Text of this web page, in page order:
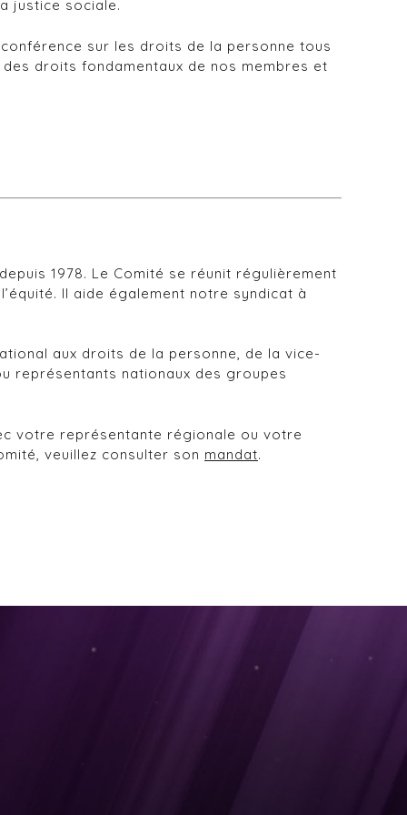
justice sociale.
sur les droits de la personne tous
droits fondamentaux de nos membres et
1978. Le Comité se réunit régulièrement
Il aide également notre syndicat à
aux droits de la personne, de la vice-
représentants nationaux des groupes
votre représentante régionale ou votre
veuillez consulter son mandat.